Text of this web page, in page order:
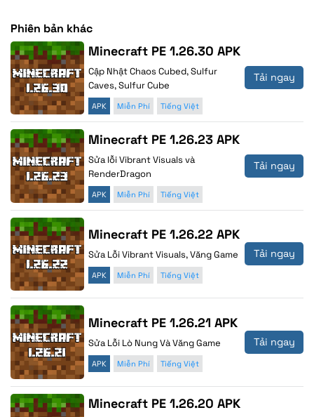
Phiên bản khác
Minecraft PE 1.26.30 APK
Cập Nhật Chaos Cubed, Sulfur
Caves, Sulfur Cube
APK Miễn Phí Tiếng Việt
Tải ngay
Minecraft PE 1.26.23 APK
Sửa lỗi Vibrant Visuals và
RenderDragon
APK Miễn Phí Tiếng Việt
Tải ngay
Minecraft PE 1.26.22 APK
Sửa Lỗi Vibrant Visuals, Văng Game
APK Miễn Phí Tiếng Việt
Tải ngay
Minecraft PE 1.26.21 APK
Sửa Lỗi Lò Nung Và Văng Game
APK Miễn Phí Tiếng Việt
Tải ngay
Minecraft PE 1.26.20 APK